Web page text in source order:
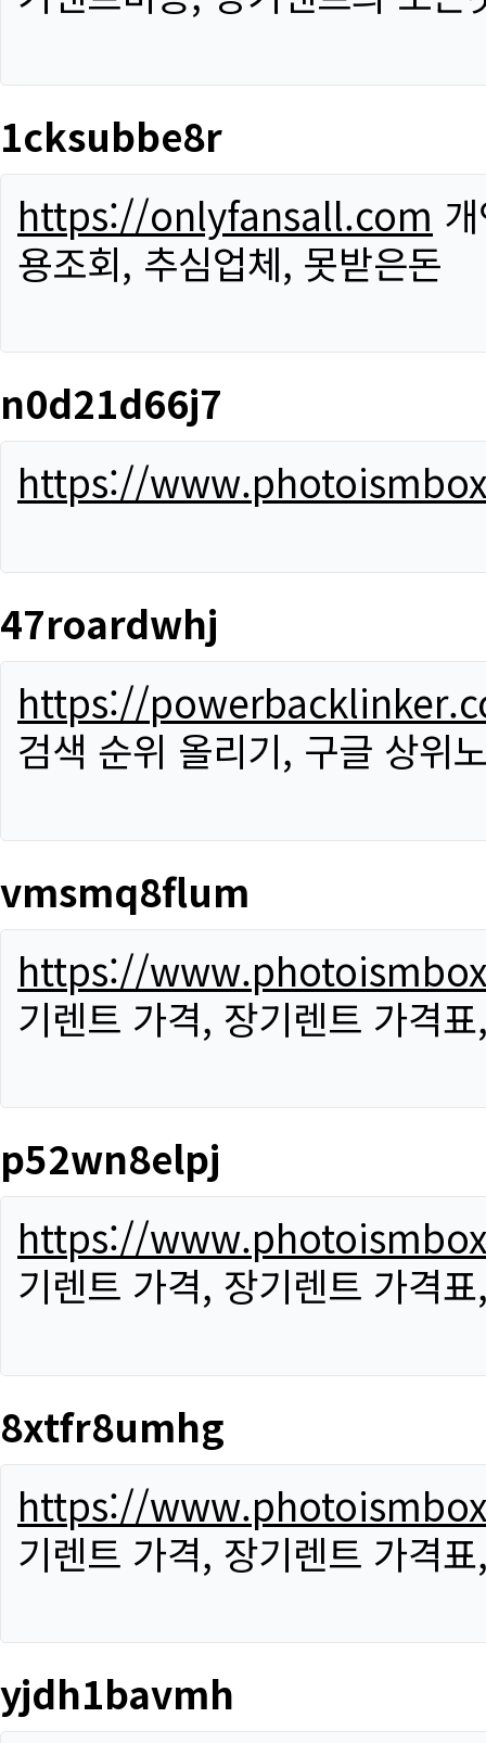
1cksubbe8r
https://onlyfansall.com
용조회, 추심업체, 못받은돈
n0d21d66j7
https://
47roardwhj
https://
검색 순위 올리기, 구글 상위
vmsmq8flum
https://
기렌트 가격, 장기렌트 가격
p52wn8elpj
https://
기렌트 가격, 장기렌트 가격
8xtfr8umhg
https://
기렌트 가격, 장기렌트 가격
yjdh1bavmh